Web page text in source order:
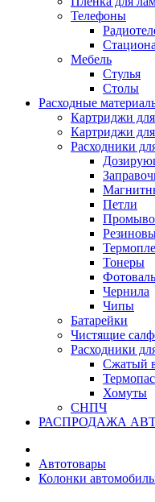
Телефоны
Мебель
Стулья
Столы
Расходные
Картриджи
Картриджи
Расходники
Петли
Тонеры
Чернила
Чипы
Батарейки
Чистящие
Расходники
Сжатый
Хомуты
СНПЧ
РАСПРОДАЖА
Автотовары
Колонки